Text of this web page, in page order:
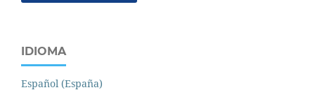
IDIOMA
Español (España)